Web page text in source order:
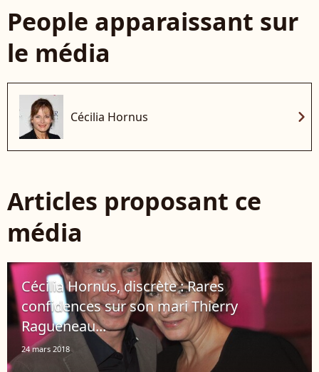
People apparaissant sur
le média
Cécilia Hornus chevron_right
Articles proposant ce
média
Cécilia Hornus, discrète : Rares
confidences sur son mari Thierry
Ragueneau...
24 mars 2018